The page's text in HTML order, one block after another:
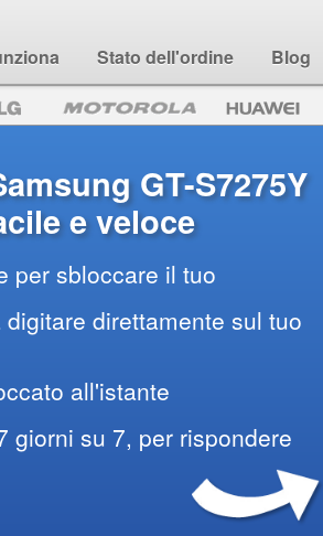
Stato dell'ordine Blog
GT-S7275Y
e veloce
per sbloccare il tuo
direttamente sul tuo
all'istante
giorni su 7, per rispondere